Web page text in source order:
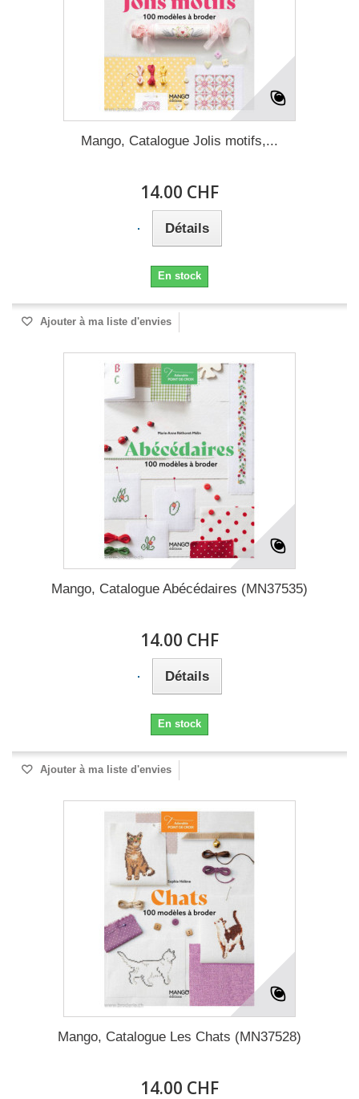
Mango, Catalogue Jolis motifs,...
14.00 CHF
Détails
En stock
Ajouter à ma liste d'envies
Mango, Catalogue Abécédaires (MN37535)
14.00 CHF
Détails
En stock
Ajouter à ma liste d'envies
Mango, Catalogue Les Chats (MN37528)
14.00 CHF